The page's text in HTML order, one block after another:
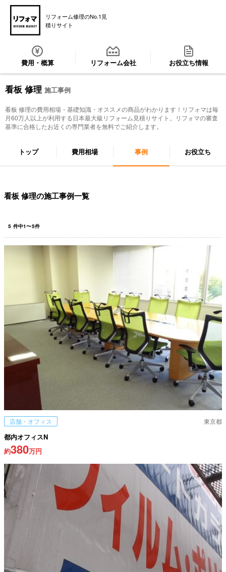
リフォーム修理のNo.1見
積りサイト
費用・概算 リフォーム会社 お役立ち情報
看板 修理 施工事例
看板 修理の費用相場・基礎知識・オススメの商品がわかります！リフォマは毎
月60万人以上が利用する日本最大級リフォーム見積りサイト。リフォマの審査
基準に合格したお近くの専門業者を無料でご紹介します。
トップ 費用相場 事例 お役立ち
看板 修理の施工事例一覧
5 件中1〜5件
店舗・オフィス 東京都
都内オフィスN
約380万円